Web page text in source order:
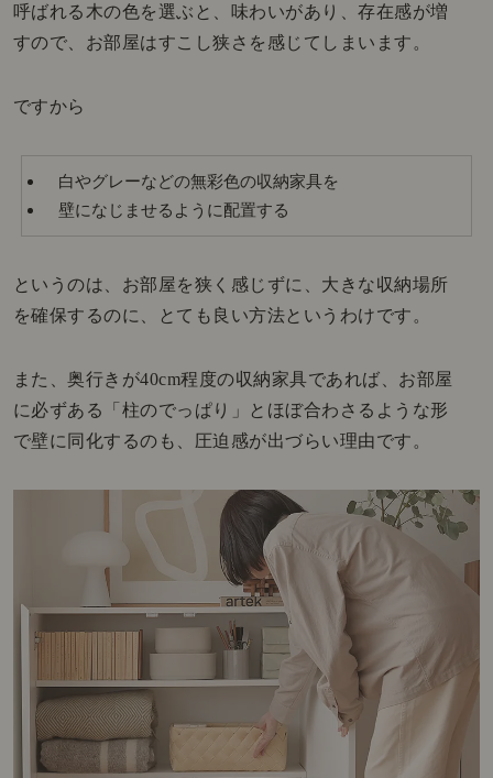
呼ばれる木の色を選ぶと、味わいがあり、存在感が増
すので、お部屋はすこし狭さを感じてしまいます。
ですから
白やグレーなどの無彩色の収納家具を
壁になじませるように配置する
というのは、お部屋を狭く感じずに、大きな収納場所
を確保するのに、とても良い方法というわけです。
また、奥行きが40cm程度の収納家具であれば、お部屋
に必ずある「柱のでっぱり」とほぼ合わさるような形
で壁に同化するのも、圧迫感が出づらい理由です。